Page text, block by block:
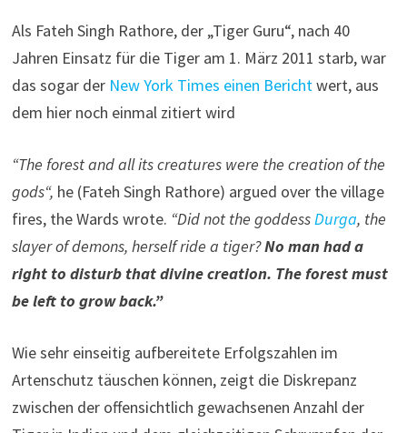
Als Fateh Singh Rathore, der „Tiger Guru“, nach 40
Jahren Einsatz für die Tiger am 1. März 2011 starb, war
das sogar der New York Times einen Berichtwert, aus
dem hier noch einmal zitiert wird
“The forest and all its creatures were the creation of the
gods“, he (Fateh Singh Rathore) argued over the village
fires, the Wards wrote. “Did not the goddessDurga, the
slayer of demons, herself ride a tiger?No man had a
right to disturb that divine creation. The forest must
be left to grow back.”
Wie sehr einseitig aufbereitete Erfolgszahlen im
Artenschutz täuschen können, zeigt die Diskrepanz
zwischen der offensichtlich gewachsenen Anzahl der